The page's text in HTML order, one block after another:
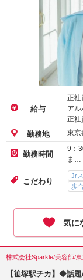
給与
正社
ア
正社
勤務地 東京
勤務時間
9：30
ま…
こだわり
Jr
歩
気に
株式会社Sparkle/美容師/
【笹塚駅チカ】◆話